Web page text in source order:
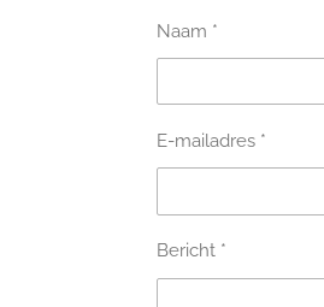
Naam *
E-mailadres *
Bericht *